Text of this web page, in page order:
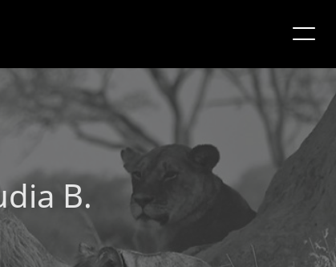
B.